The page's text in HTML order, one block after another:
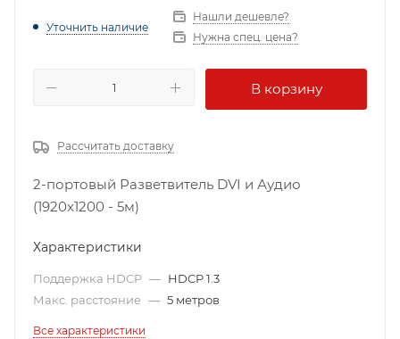
Уточнить наличие
Нашли дешевле?
Нужна спец. цена?
В корзину
Рассчитать доставку
2-портовый Разветвитель DVI и Аудио
(1920x1200 - 5м)
Характеристики
Поддержка HDCP — HDCP 1.3
Макс. расстояние — 5 метров
Все характеристики